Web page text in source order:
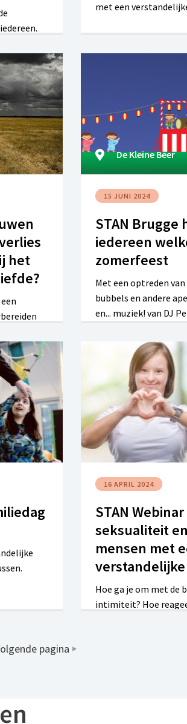
over hoe
een
leven van
met een
het
bij hun
deel
De Kleine Beer
15 JUNI 2024
STAN Brugge
iedereen
zomerfeest
Met een optreden
bubbels en andere
en... muziek! van DJ
16 APRIL 2024
STAN
seksualiteit
mensen met
Hoe ga je om met de
intimiteit? Hoe
pagina